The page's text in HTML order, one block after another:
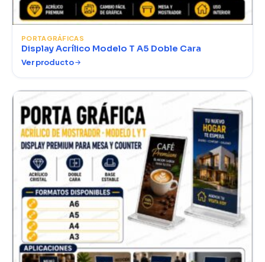
PORTAGRÁFICAS
Display Acrílico Modelo T A5 Doble Cara
Ver producto